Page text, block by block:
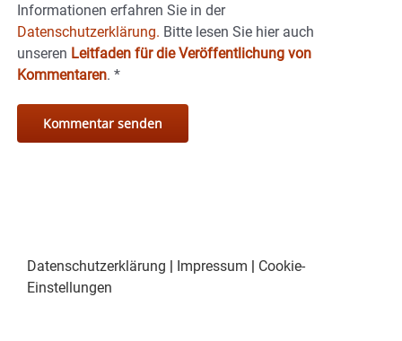
Informationen erfahren Sie in der
Datenschutzerklärung. Bitte lesen Sie hier auch
unseren Leitfaden für die Veröffentlichung von
Kommentaren. *
Datenschutzerklärung | Impressum | Cookie-
Einstellungen